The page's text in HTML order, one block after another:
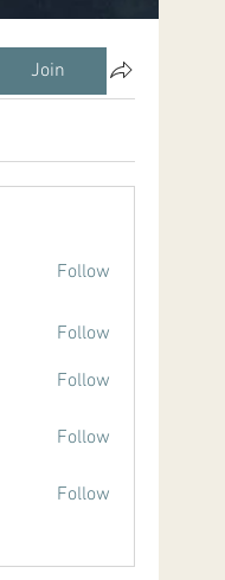
Join
Follow
Follow
Follow
Follow
Follow